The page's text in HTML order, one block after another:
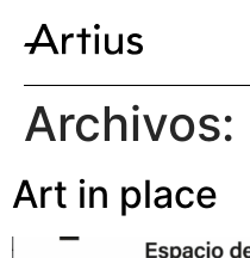
Archivos:
Art in place